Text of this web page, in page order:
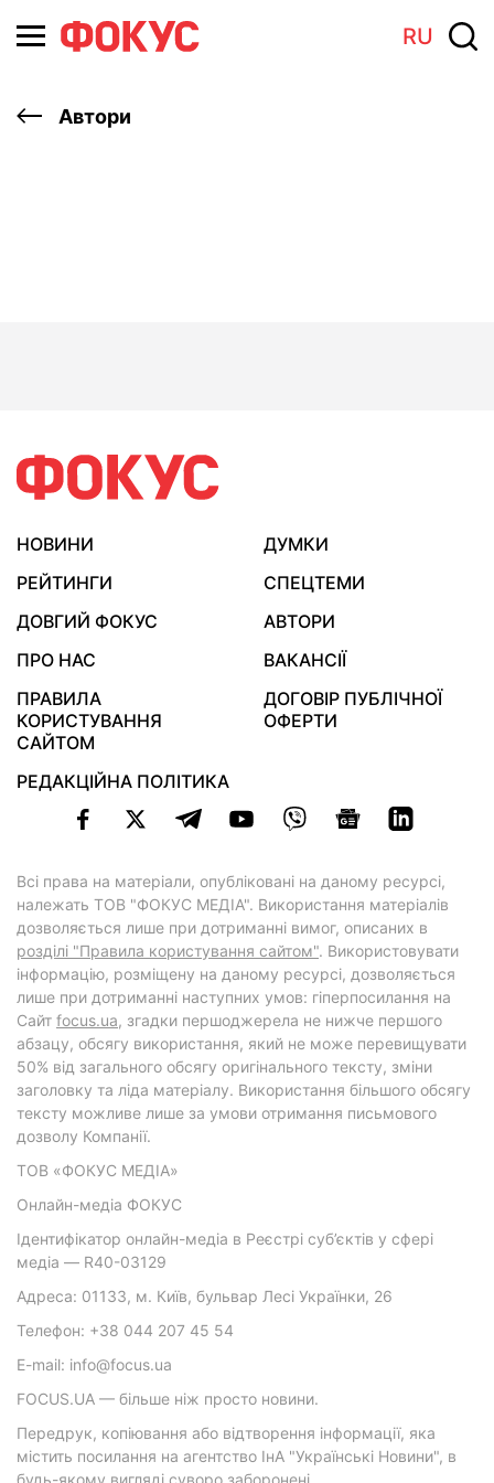
RU
Автори
НОВИНИ
ДУМКИ
РЕЙТИНГИ
СПЕЦТЕМИ
ДОВГИЙ ФОКУС
АВТОРИ
ПРО НАС
ВАКАНСІЇ
ПРАВИЛА
КОРИСТУВАННЯ
САЙТОМ
ДОГОВІР ПУБЛІЧНОЇ
ОФЕРТИ
РЕДАКЦІЙНА ПОЛІТИКА
Всі права на матеріали, опубліковані на даному ресурсі,
належать ТОВ "ФОКУС МЕДІА". Використання матеріалів
дозволяється лише при дотриманні вимог, описаних в
розділі "Правила користування сайтом". Використовувати
інформацію, розміщену на даному ресурсі, дозволяється
лише при дотриманні наступних умов: гіперпосилання на
Cайт focus.ua, згадки першоджерела не нижче першого
абзацу, обсягу використання, який не може перевищувати
50% від загального обсягу оригінального тексту, зміни
заголовку та ліда матеріалу. Використання більшого обсягу
тексту можливе лише за умови отримання письмового
дозволу Компанії.
ТОВ «ФОКУС МЕДІА»
Онлайн-медіа ФОКУС
Ідентифікатор онлайн-медіа в Реєстрі суб’єктів у сфері
медіа — R40-03129
Адреса: 01133, м. Київ, бульвар Лесі Українки, 26
Телефон: +38 044 207 45 54
E-mail: info@focus.ua
FOCUS.UA — більше ніж просто новини.
Передрук, копіювання або відтворення інформації, яка
містить посилання на агентство ІнА "Українські Новини", в
будь-якому вигляді суворо заборонені.